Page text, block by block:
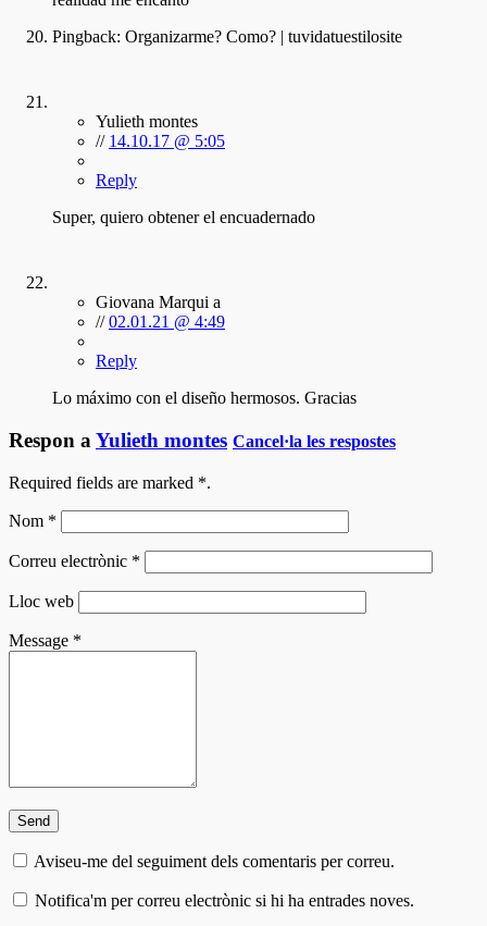
Pingback: Organizarme? Como? | tuvidatuestilosite
Yulieth montes
// 14.10.17 @ 5:05
Reply
Super, quiero obtener el encuadernado
Giovana Marqui a
//02.01.21 @ 4:49
Reply
Lo máximo con el diseño hermosos. Gracias
Respon a Yulieth montes Cancel·la les respostes
Required fields are marked *.
Nom *
Correu electrònic *
Lloc web
Message *
Aviseu-me del seguiment dels comentaris per correu.
Notifica'm per correu electrònic si hi ha entrades noves.